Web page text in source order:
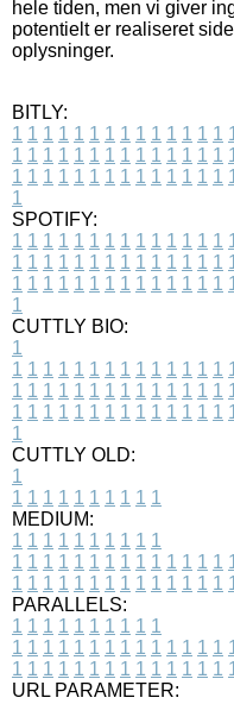
hele tiden, men vi giver
potentielt er realiseret
oplysninger.
BITLY:
1 1 1 1 1 1 1 1 1 1 1 1 1 1
1 1 1 1 1 1 1 1 1 1 1 1 1 1
1 1 1 1 1 1 1 1 1 1 1 1 1 1
1
SPOTIFY:
1 1 1 1 1 1 1 1 1 1 1 1 1 1
1 1 1 1 1 1 1 1 1 1 1 1 1 1
1 1 1 1 1 1 1 1 1 1 1 1 1 1
1
CUTTLY BIO:
1
1 1 1 1 1 1 1 1 1 1 1 1 1 1
1 1 1 1 1 1 1 1 1 1 1 1 1 1
1 1 1 1 1 1 1 1 1 1 1 1 1 1
1
CUTTLY OLD:
1
1 1 1 1 1 1 1 1 1 1
MEDIUM:
1 1 1 1 1 1 1 1 1 1
1 1 1 1 1 1 1 1 1 1 1 1 1 1
1 1 1 1 1 1 1 1 1 1 1 1 1 1
PARALLELS:
1 1 1 1 1 1 1 1 1 1
1 1 1 1 1 1 1 1 1 1 1 1 1 1
1 1 1 1 1 1 1 1 1 1 1 1 1 1
URL PARAMETER: